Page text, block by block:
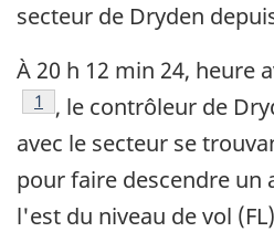
secteur de Dryden
À 20 h 12 min 24, heure
Note de bas de page
1
, le contrôleur de
avec le secteur se
pour faire descendre un
l'est du niveau de vol